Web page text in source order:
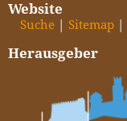
Website
Suche Sitemap
Herausgeber